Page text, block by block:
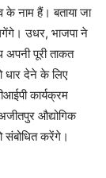
के नाम हैं। बताया जा
उधर, भाजपा ने
पूरी ताकत
धार देने के लिए
कार्यक्रम
औद्योगिक
संबोधित करेंगे।